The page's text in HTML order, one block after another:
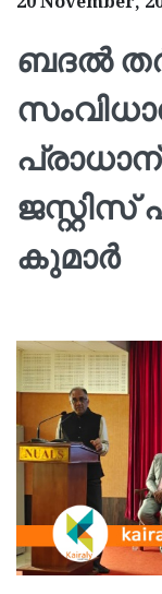
ബദൽ
കുമാർ